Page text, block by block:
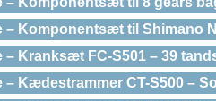
– Komponentsæt til Shimano
– Kranksæt FC-S501 – 39
– Kædestrammer CT-S500 –